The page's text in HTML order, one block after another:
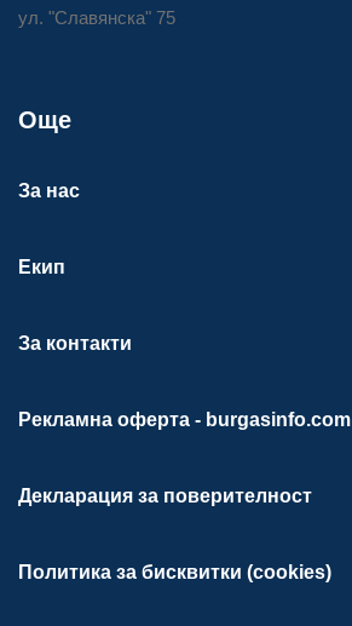
ул. "Славянска" 75
Още
За нас
Екип
За контакти
Рекламна оферта - burgasinfo.com
Декларация за поверителност
Политика за бисквитки (cookies)